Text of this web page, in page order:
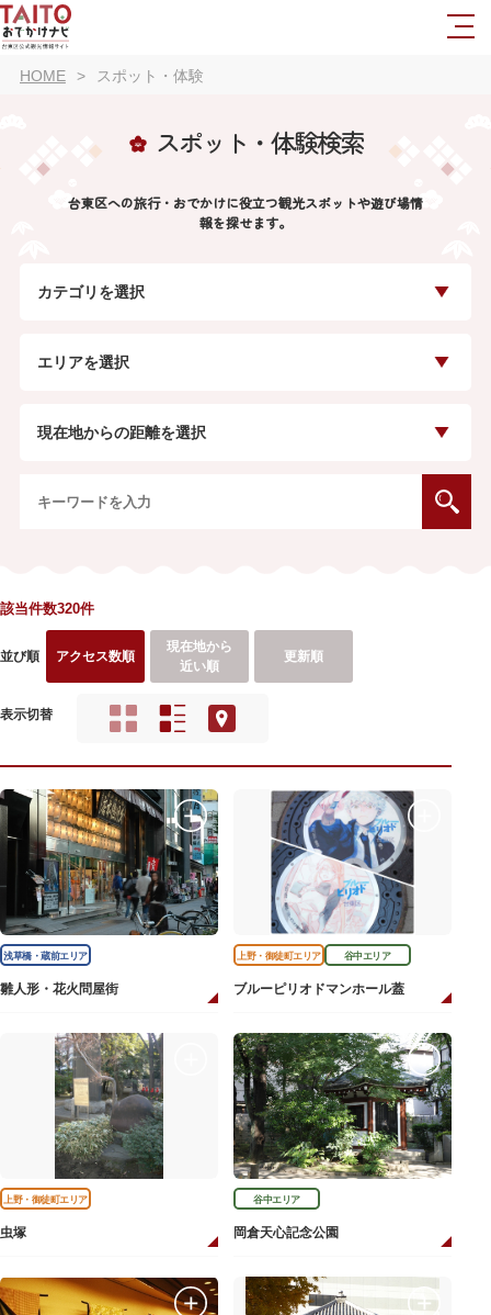
HOME スポット・体験
スポット・体験検索
台東区への旅行・おでかけに役立つ観光スポットや遊び場情
報を探せます。
カテゴリを選択
エリアを選択
現在地からの距離を選択
該当件数320件
並び順 アクセス数順
現在地から
近い順
更新順
表示切替
浅草橋・蔵前エリア
雛人形・花火問屋街
上野・御徒町エリア 谷中エリア
ブルーピリオドマンホール蓋
上野・御徒町エリア
虫塚
谷中エリア
岡倉天心記念公園